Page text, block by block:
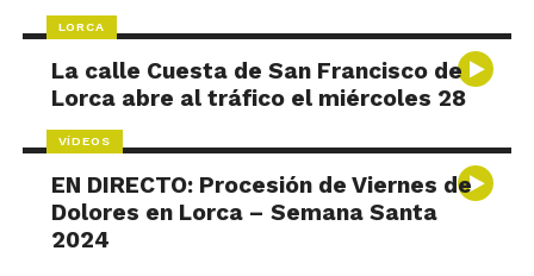
LORCA
La calle Cuesta de San Francisco de
Lorca abre al tráfico el miércoles 28
VÍDEOS
EN DIRECTO: Procesión de Viernes de
Dolores en Lorca – Semana Santa
2024